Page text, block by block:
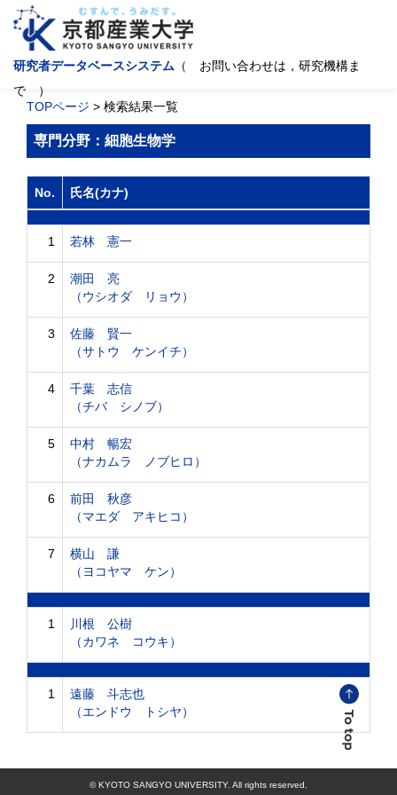
研究者データベースシステム （ お問い合わせは，研究機構ま
で ）
TOPページ > 検索結果一覧
専門分野：細胞生物学
No. 氏名(カナ)
1 若林 憲一
2
潮田 亮
（ウシオダ リョウ）
3
佐藤 賢一
（サトウ ケンイチ）
4
千葉 志信
（チバ シノブ）
5
中村 暢宏
（ナカムラ ノブヒロ）
6
前田 秋彦
（マエダ アキヒコ）
7
横山 謙
（ヨコヤマ ケン）
1
川根 公樹
（カワネ コウキ）
1
遠藤 斗志也
（エンドウ トシヤ）
© KYOTO SANGYO UNIVERSITY. All rights reserved.